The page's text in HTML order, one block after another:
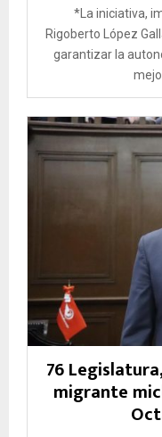
*La iniciativa,
Rigoberto López
garantizar la
76
migrante